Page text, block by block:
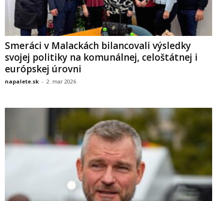
Smeráci v Malackách bilancovali výsledky
svojej politiky na komunálnej, celoštátnej i
európskej úrovni
napalete.sk - 2. mar 2026